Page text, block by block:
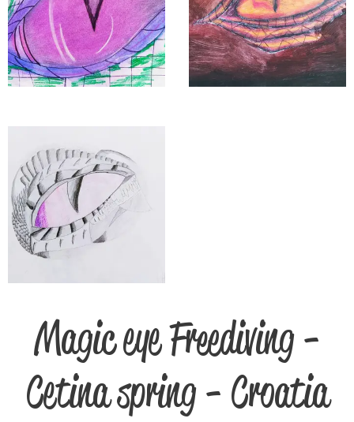
Magic eye Freediving -
Cetina spring - Croatia